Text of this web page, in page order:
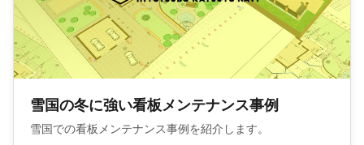
雪国の冬に強い看板メンテナンス事例
雪国での看板メンテナンス事例を紹介します。